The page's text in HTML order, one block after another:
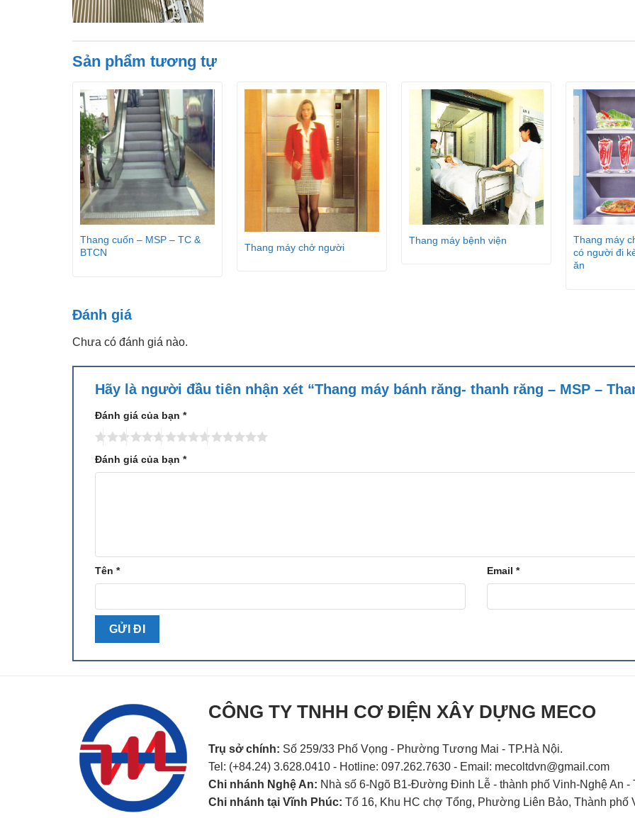
Sản phẩm tương tự
Thang cuốn – MSP – TC &
BTCN
Thang máy chở người
Thang máy bệnh viện
Thang máy
có người đi
ăn
Đánh giá
Chưa có đánh giá nào.
Hãy là người đầu tiên nhận xét “Thang máy bánh răng- thanh răng – MSP –
Đánh giá của bạn *
Đánh giá của bạn *
Tên * Email *
CÔNG TY TNHH CƠ ĐIỆN XÂY DỰNG MECO
Trụ sở chính: Số 259/33 Phố Vọng - Phường Tương Mai - TP.Hà Nội.
Tel: (+84.24) 3.628.0410 - Hotline: 097.262.7630 - Email: mecoltdvn@gmail.com
Chi nhánh Nghệ An: Nhà số 6-Ngõ B1-Đường Đinh Lễ - thành phố Vinh-Nghệ An -
Chi nhánh tại Vĩnh Phúc: Tổ 16, Khu HC chợ Tổng, Phường Liên Bảo, Thành phố